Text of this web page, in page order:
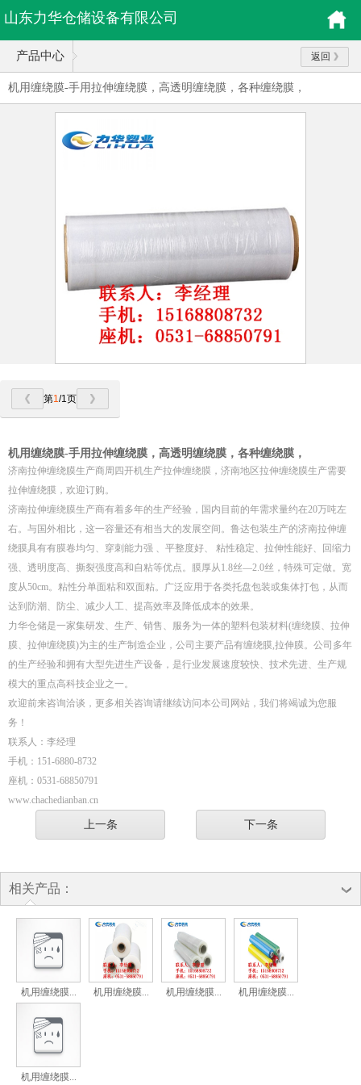
山东力华仓储设备有限公司
产品中心 返回
机用缠绕膜-手用拉伸缠绕膜，高透明缠绕膜，各种缠绕膜，
第1/1页
机用缠绕膜-手用拉伸缠绕膜，高透明缠绕膜，各种缠绕膜，
济南拉伸缠绕膜生产商周四开机生产拉伸缠绕膜，济南地区拉伸缠绕膜生产需要
拉伸缠绕膜，欢迎订购。
济南拉伸缠绕膜生产商有着多年的生产经验，国内目前的年需求量约在20万吨左
右。与国外相比，这一容量还有相当大的发展空间。鲁达包装生产的济南拉伸缠
绕膜具有有膜卷均匀、穿刺能力强 、平整度好、 粘性稳定、拉伸性能好、回缩力
强、透明度高、撕裂强度高和自粘等优点。膜厚从1.8丝—2.0丝，特殊可定做。宽
度从50cm。粘性分单面粘和双面粘。广泛应用于各类托盘包装或集体打包，从而
达到防潮、防尘、减少人工、提高效率及降低成本的效果。
力华仓储是一家集研发、生产、销售、服务为一体的塑料包装材料(缠绕膜、拉伸
膜、拉伸缠绕膜)为主的生产制造企业，公司主要产品有缠绕膜,拉伸膜。公司多年
的生产经验和拥有大型先进生产设备，是行业发展速度较快、技术先进、生产规
模大的重点高科技企业之一。
欢迎前来咨询洽谈，更多相关咨询请继续访问本公司网站，我们将竭诚为您服
务！
联系人：李经理
手机：151-6880-8732
座机：0531-68850791
www.chachedianban.cn
上一条 下一条
相关产品：
机用缠绕膜... 机用缠绕膜... 机用缠绕膜... 机用缠绕膜...
机用缠绕膜...